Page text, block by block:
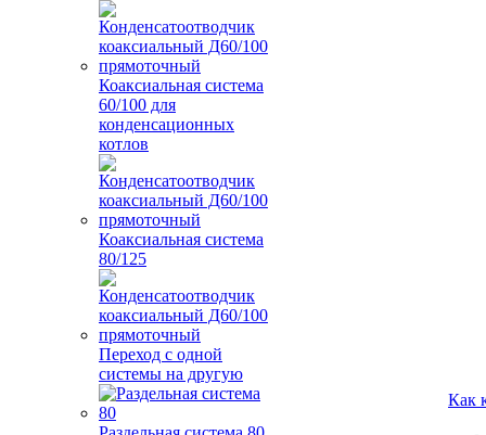
Коаксиальная система
60/100 для
конденсационных
котлов
Коаксиальная система
80/125
Переход с одной
системы на другую
Как